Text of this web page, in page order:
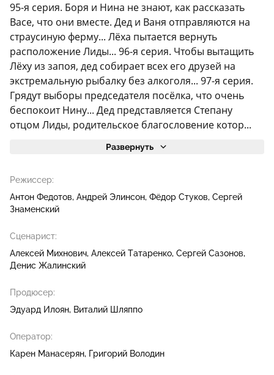
95-я серия. Боря и Нина не знают, как рассказать
Васе, что они вместе. Дед и Ваня отправляются на
страусиную ферму... Лёха пытается вернуть
расположение Лиды... 96-я серия. Чтобы вытащить
Лёху из запоя, дед собирает всех его друзей на
экстремальную рыбалку без алкоголя... 97-я серия.
Грядут выборы председателя посёлка, что очень
беспокоит Нину... Дед представляется Степану
отцом Лиды, родительское благословение котор...
Развернуть
Режиссер:
Антон Федотов Андрей Элинсон Фёдор Стуков Сергей
Знаменский
Сценарист:
Алексей Михнович Алексей Татаренко Сергей Сазонов
Денис Жалинский
Продюсер:
Эдуард Илоян Виталий Шляппо
Оператор:
Карен Манасерян Григорий Володин